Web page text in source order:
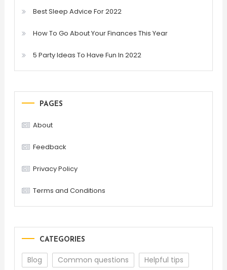
Best Sleep Advice For 2022
How To Go About Your Finances This Year
5 Party Ideas To Have Fun In 2022
PAGES
About
Feedback
Privacy Policy
Terms and Conditions
CATEGORIES
Blog Common questions Helpful tips